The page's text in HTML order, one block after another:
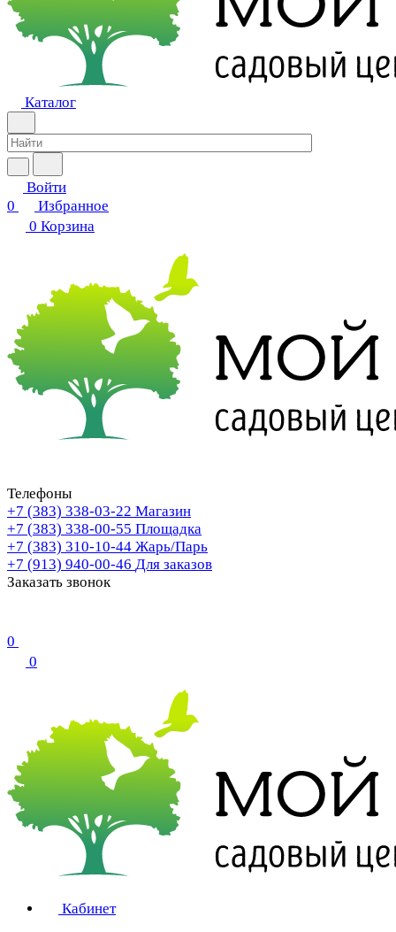
Каталог
Войти
0
Избранное
0 Корзина
Телефоны
+7 (383) 338-03-22 Магазин
+7 (383) 338-00-55 Площадка
+7 (383) 310-10-44 Жарь/Парь
+7 (913) 940-00-46 Для заказов
Заказать звонок
0
0
Кабинет